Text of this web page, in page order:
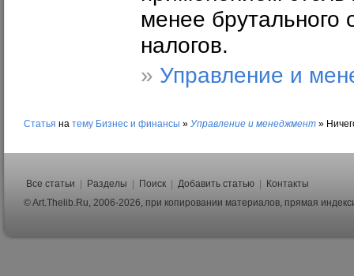
менее
налогов.
» Управление и
Статья на тему Бизнес и финансы » Управление и менеджмент »
Все статьи Разделы Поиск Добавить статью
Контакты
© Art.Thelib.Ru, 2006-2026, при копировании материалов, прямая